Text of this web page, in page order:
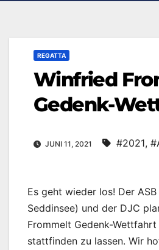
REGATTA
Winfried
Gedenk-
JUNI 11, 2021 #2021,
Es geht wieder los! Der
Seddinsee) und der DJC
Frommelt Gedenk-
stattfinden zu lassen. Wir